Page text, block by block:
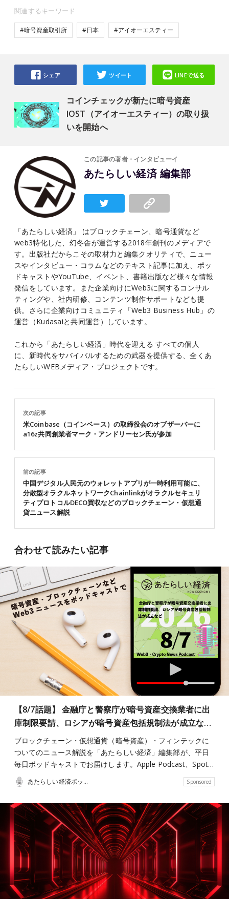
関連するキーワード
#暗号資産取引所 #日本 #アイオーエスティー
コインチェックが新たに暗号資産
IOST（アイオーエスティー）の取り扱
いを開始へ
シェア ツイート LINEで送る
この記事の著者・インタビューイ
あたらしい経済 編集部
「あたらしい経済」 はブロックチェーン、暗号通貨など
web3特化した、幻冬舎が運営する2018年創刊のメディアで
す。出版社だからこその取材力と編集クオリティで、ニュー
スやインタビュー・コラムなどのテキスト記事に加え、ポッ
ドキャストやYouTube、イベント、書籍出版など様々な情報
発信をしています。また企業向けにWeb3に関するコンサル
ティングや、社内研修、コンテンツ制作サポートなども提
供。さらに企業向けコミュニティ「Web3 Business Hub」の
運営（Kudasaiと共同運営）しています。
これから「あたらしい経済」時代を迎える すべての個人
に、新時代をサバイバルするための武器を提供する、全くあ
たらしいWEBメディア・プロジェクトです。
前の記事
中国デジタル人民元のウォレットアプリが一時利用可能に、
分散型オラクルネットワークChainlinkがオラクルセキュリ
ティプロトコルDECO買収などのブロックチェーン・仮想通
貨ニュース解説
次の記事
米Coinbase（コインベース）の取締役会のオブザーバーに
a16z共同創業者マーク・アンドリーセン氏が参加
合わせて読みたい記事
【8/7話題】 金融庁と警察庁が暗号資産交換業者に出
庫制限要請、ロシアが暗号資産包括規制法が成立な…
ブロックチェーン・仮想通貨（暗号資産）・フィンテックに
ついてのニュース解説を「あたらしい経済」編集部が、平日
毎日ポッドキャストでお届けします。Apple Podcast、Spot…
あたらしい経済ポッドキャスト Sponsored